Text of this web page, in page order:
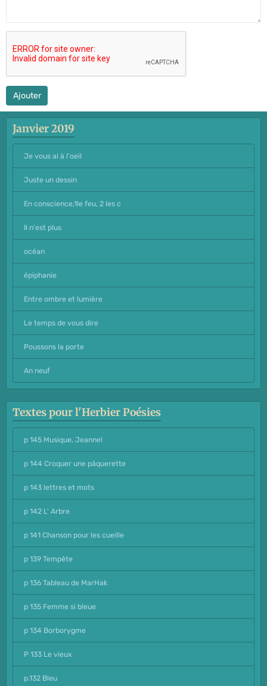
Ajouter
Janvier 2019
Je vous ai à l'oeil
Juste un dessin
En conscience,1le feu, 2 les c
Il n'est plus
océan
épiphanie
Entre ombre et lumière
Le temps de vous dire
Poussons la porte
An neuf
Textes pour l'Herbier Poésies
p 145 Musique, Jeanne!
p 144 Croquer une pâquerette
p 143 lettres et mots
p 142 L' Arbre
p 141 Chanson pour les cueille
p 139 Tempête
p 136 Tableau de MarHak
p 135 Femme si bleue
p 134 Borborygme
P 133 Le vieux
p.132 Bleu